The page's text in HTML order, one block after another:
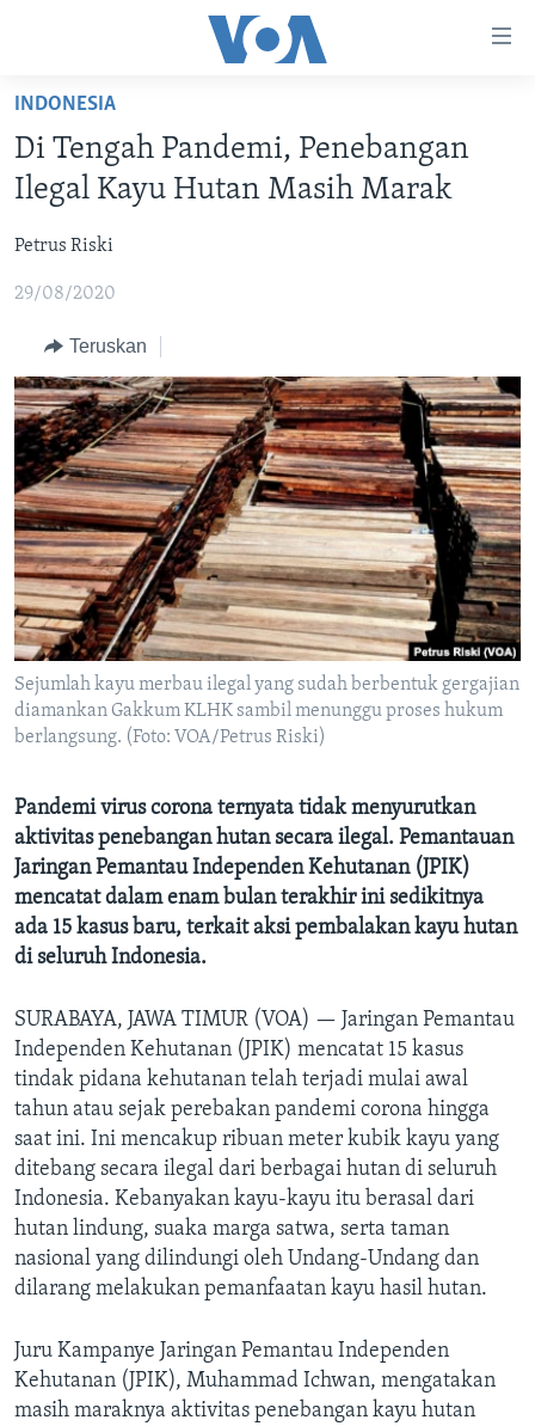
Akses
Lanjut
ke
Konten
Lanjut
ke
Utama
Lanjut
ke
Pencarian
DUNIA
VIDEO
POLYGRAPH
DAFTAR PROGRAM
Learning English
IKUTI KAMI
Bahasa-bahasa
INDONESIA
Di Tengah Pandemi, Penebangan
Ilegal Kayu Hutan Masih Marak
Petrus Riski
29/08/2020
Teruskan
Sejumlah kayu merbau ilegal yang sudah berbentuk gergajian
diamankan Gakkum KLHK sambil menunggu proses hukum
berlangsung. (Foto: VOA/Petrus Riski)
Pandemi virus corona ternyata tidak menyurutkan
aktivitas penebangan hutan secara ilegal. Pemantauan
Jaringan Pemantau Independen Kehutanan (JPIK)
mencatat dalam enam bulan terakhir ini sedikitnya
ada 15 kasus baru, terkait aksi pembalakan kayu hutan
di seluruh Indonesia.
SURABAYA, JAWA TIMUR (VOA) — Jaringan Pemantau
Independen Kehutanan (JPIK) mencatat 15 kasus
tindak pidana kehutanan telah terjadi mulai awal
tahun atau sejak perebakan pandemi corona hingga
saat ini. Ini mencakup ribuan meter kubik kayu yang
ditebang secara ilegal dari berbagai hutan di seluruh
Indonesia. Kebanyakan kayu-kayu itu berasal dari
hutan lindung, suaka marga satwa, serta taman
nasional yang dilindungi oleh Undang-Undang dan
dilarang melakukan pemanfaatan kayu hasil hutan.
Juru Kampanye Jaringan Pemantau Independen
Kehutanan (JPIK), Muhammad Ichwan, mengatakan
masih maraknya aktivitas penebangan kayu hutan